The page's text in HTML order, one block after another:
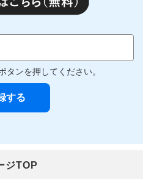
タンを押してください。
ジTOP